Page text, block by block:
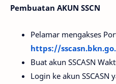
Pembuatan AKUN SSCN
Pelamar mengakses
https://
Buat akun SSCASN
Login ke akun SSCASN